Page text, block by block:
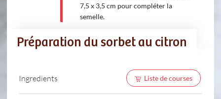
7,5 x 3,5 cm pour compléter la
semelle.
Préparation du sorbet au citron
Ingredients Liste de courses